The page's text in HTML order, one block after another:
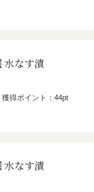
水なす漬
獲得ポイント：44pt
水なす漬